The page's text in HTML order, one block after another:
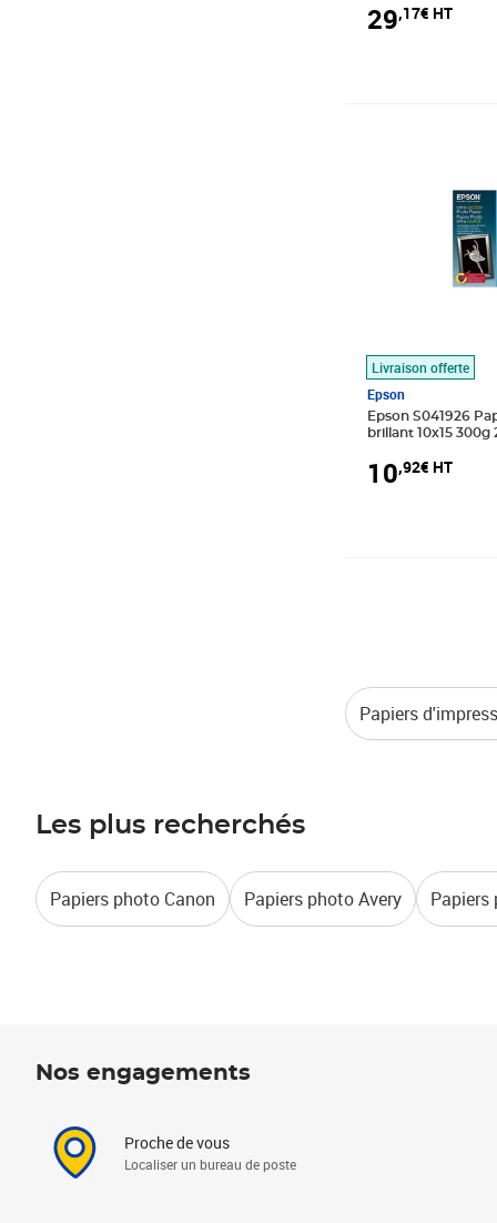
29,17€ HT
Livraison offerte
Epson
Epson S041926
10,92€ HT
Papiers
Les plus recherchés
Papiers photo Canon Papiers photo Avery Papiers
Nos engagements
Proche de vous
Localiser un bureau de poste